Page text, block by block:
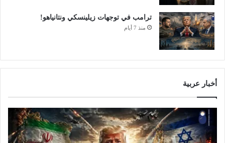
ترامب في توجهات زيلينسكي ونتانياهو!
منذ 7 أيام
أخبار عربية